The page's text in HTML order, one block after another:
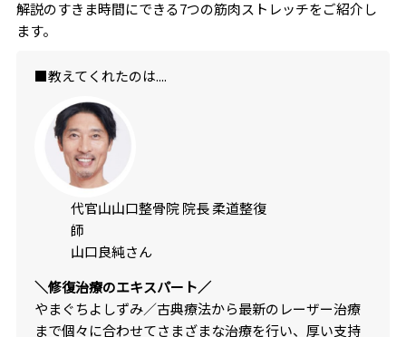
解説のすきま時間にできる7つの筋肉ストレッチをご紹介し
ます。
■教えてくれたのは....
代官山山口整骨院 院長 柔道整復
師
山口良純さん
＼修復治療のエキスパート／
やまぐちよしずみ／古典療法から最新のレーザー治療
まで個々に合わせてさまざまな治療を行い、厚い支持